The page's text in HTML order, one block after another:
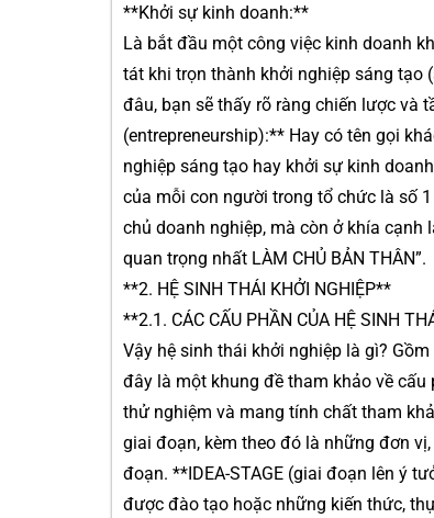
**Khởi sự kinh doanh:**
Là bắt đầu một công việc kinh doanh
tát khi trọn thành khởi nghiệp sáng tạo
đâu, bạn sẽ thấy rõ ràng chiến lược và
(entrepreneurship):** Hay có tên gọi
nghiệp sáng tạo hay khởi sự kinh
của mỗi con người trong tổ chức là số
chủ doanh nghiệp, mà còn ở khía cạnh
quan trọng nhất LÀM CHỦ BẢN THÂN”.
**2. HỆ SINH THÁI KHỞI NGHIỆP**
**2.1. CÁC CẤU PHẦN CỦA HỆ SINH
Vậy hệ sinh thái khởi nghiệp là gì?
đây là một khung đề tham khảo về
thử nghiệm và mang tính chất tham
giai đoạn, kèm theo đó là những đơn
đoạn. **IDEA-STAGE (giai đoạn lên ý
được đào tạo hoặc những kiến thức,